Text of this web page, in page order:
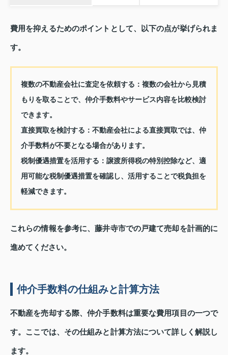
費用を抑えるためのポイントとして、以下の点が挙げられま
す。
複数の不動産会社に査定を依頼する ：複数の会社から見積
もりを取ることで、仲介手数料やサービス内容を比較検討
できます。
直接買取を検討する ：不動産会社による直接買取では、仲
介手数料が不要となる場合があります。
税制優遇措置を活用する ：譲渡所得税の特別控除など、適
用可能な税制優遇措置を確認し、活用することで税負担を
軽減できます。
これらの情報を参考に、藤井寺市での戸建て売却を計画的に
進めてください。
仲介手数料の仕組みと計算方法
不動産を売却する際、仲介手数料は重要な費用項目の一つで
す。ここでは、その仕組みと計算方法について詳しく解説し
ます。